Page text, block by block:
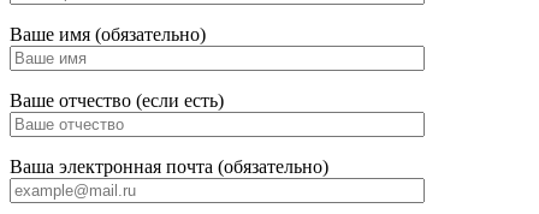
Ваше имя (обязательно)
Ваше отчество (если есть)
Ваша электронная почта (обязательно)